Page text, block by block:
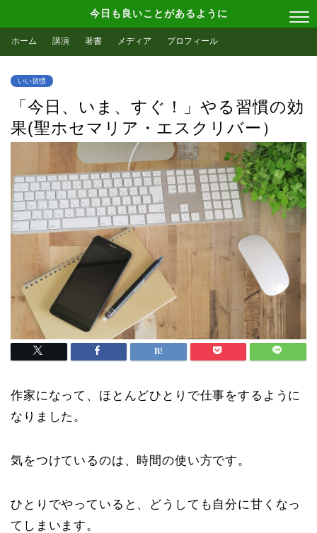
今日も良いことがあるように
ホーム 講演 著書 メディア プロフィール
いい習慣
「今日、いま、すぐ！」やる習慣の効
果(聖ホセマリア・エスクリバー）
作家になって、ほとんどひとりで仕事をするように
なりました。
気をつけているのは、時間の使い方です。
ひとりでやっていると、どうしても自分に甘くなっ
てしまいます。